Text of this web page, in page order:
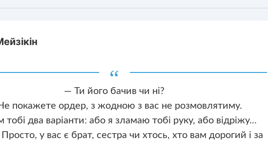
— Ти його бачив чи ні?
покажете ордер, з жодною з вас не розмовлятиму.
тобі два варіанти: або я зламаю тобі руку, або відріжу...
у вас є брат, сестра чи хтось, хто вам дорогий і за